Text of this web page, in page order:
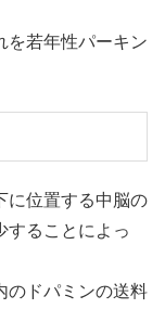
を若年性パーキン
に位置する中脳の
することによっ
のドパミンの送料